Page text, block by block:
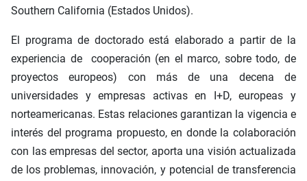
Southern California (Estados Unidos).
El programa de doctorado está elaborado a partir de la
experiencia de cooperación (en el marco, sobre todo, de
proyectos europeos) con más de una decena de
universidades y empresas activas en I+D, europeas y
norteamericanas. Estas relaciones garantizan la vigencia e
interés del programa propuesto, en donde la colaboración
con las empresas del sector, aporta una visión actualizada
de los problemas, innovación, y potencial de transferencia